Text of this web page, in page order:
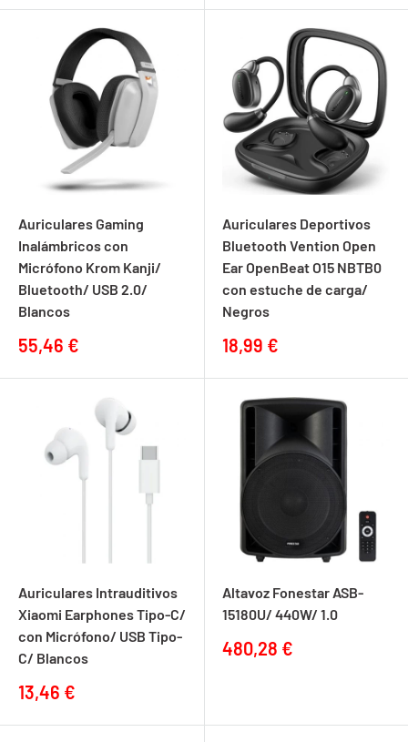
venta
venta
Auriculares Gaming
Inalámbricos con
Micrófono Krom Kanji/
Bluetooth/ USB 2.0/
Blancos
Precio
venta
55,46 €
Auriculares Deportivos
Bluetooth Vention Open
Ear OpenBeat O15 NBTB0
con estuche de carga/
Negros
Precio
venta
18,99 €
Auriculares Intrauditivos
Xiaomi Earphones Tipo-C/
con Micrófono/ USB Tipo-
C/ Blancos
Precio
venta
13,46 €
Altavoz Fonestar ASB-
15180U/ 440W/ 1.0
Precio
480,28 €